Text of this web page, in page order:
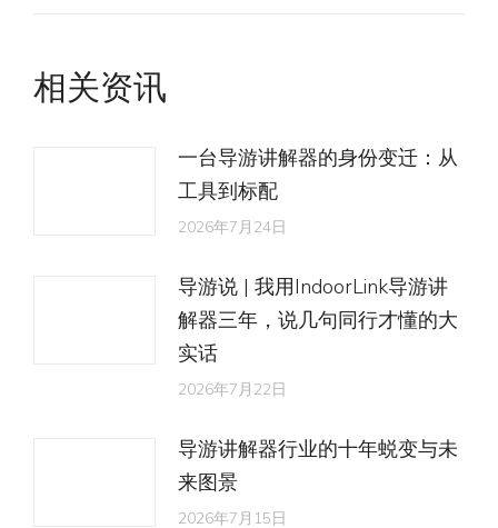
相关资讯
一台导游讲解器的身份变迁：从
工具到标配
2026年7月24日
导游说 | 我用IndoorLink导游讲
解器三年，说几句同行才懂的大
实话
2026年7月22日
导游讲解器行业的十年蜕变与未
来图景
2026年7月15日